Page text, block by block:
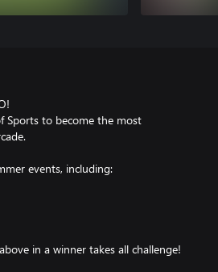
Sports to become the most
events, including:
in a winner takes all challenge!